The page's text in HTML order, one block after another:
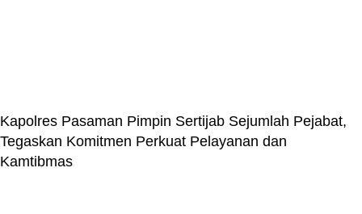
Kapolres Pasaman Pimpin Sertijab Sejumlah Pejabat,
Tegaskan Komitmen Perkuat Pelayanan dan
Kamtibmas